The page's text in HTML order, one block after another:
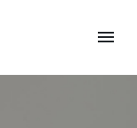
menu